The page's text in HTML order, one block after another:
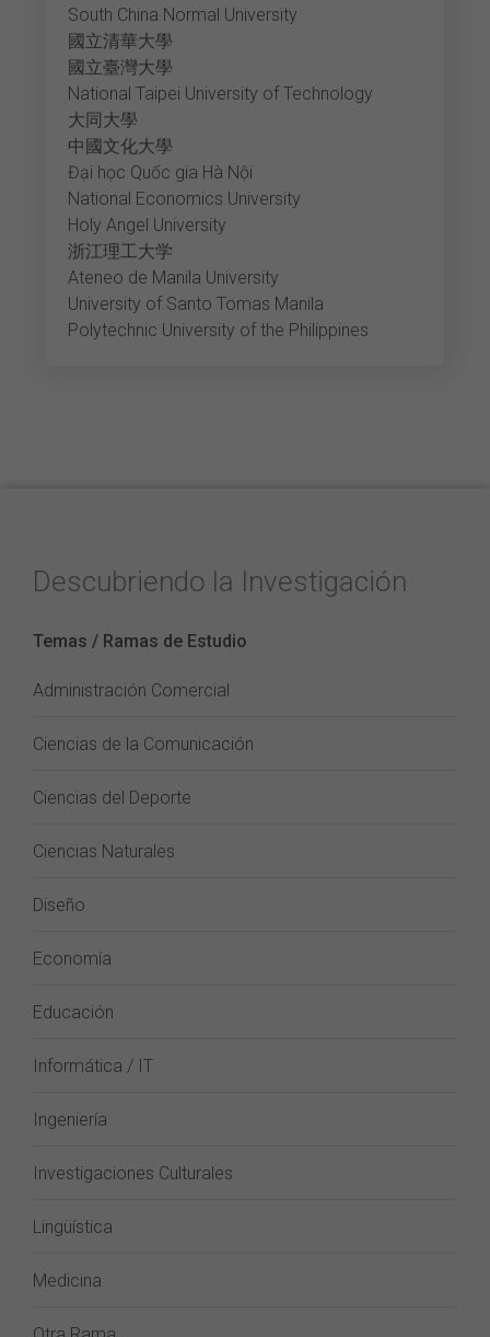
South China Normal University
國立清華大學
國立臺灣大學
National Taipei University of Technology
大同大學
中國文化大學
Đại học Quốc gia Hà Nội
National Economics University
Holy Angel University
浙江理工大学
Ateneo de Manila University
University of Santo Tomas Manila
Polytechnic University of the Philippines
Descubriendo la Investigación
Temas / Ramas de Estudio
Administración Comercial
Ciencias de la Comunicación
Ciencias del Deporte
Ciencias Naturales
Diseño
Economía
Educación
Informática / IT
Ingeniería
Investigaciones Culturales
Lingüística
Medicina